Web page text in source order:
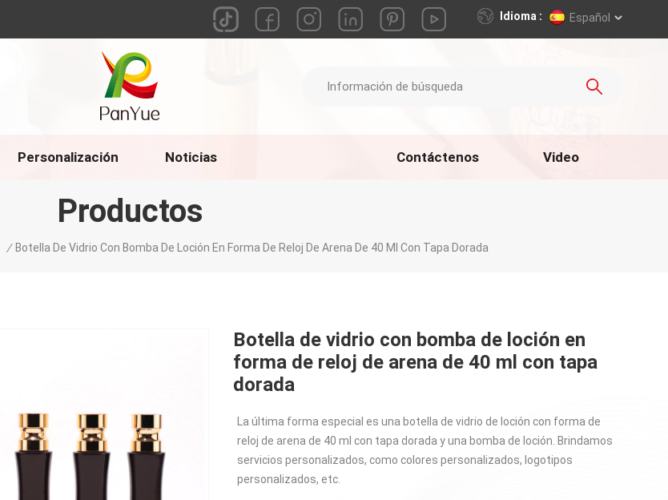
Idioma : Español
Personalización Noticias Contáctenos Video
Productos
/ Botella De Vidrio Con Bomba De Loción En Forma De Reloj De Arena De 40 Ml Con Tapa Dorada
Botella de vidrio con bomba de loción en
forma de reloj de arena de 40 ml con tapa
dorada
La última forma especial es una botella de vidrio de loción con forma de
reloj de arena de 40 ml con tapa dorada y una bomba de loción. Brindamos
servicios personalizados, como colores personalizados, logotipos
personalizados, etc.